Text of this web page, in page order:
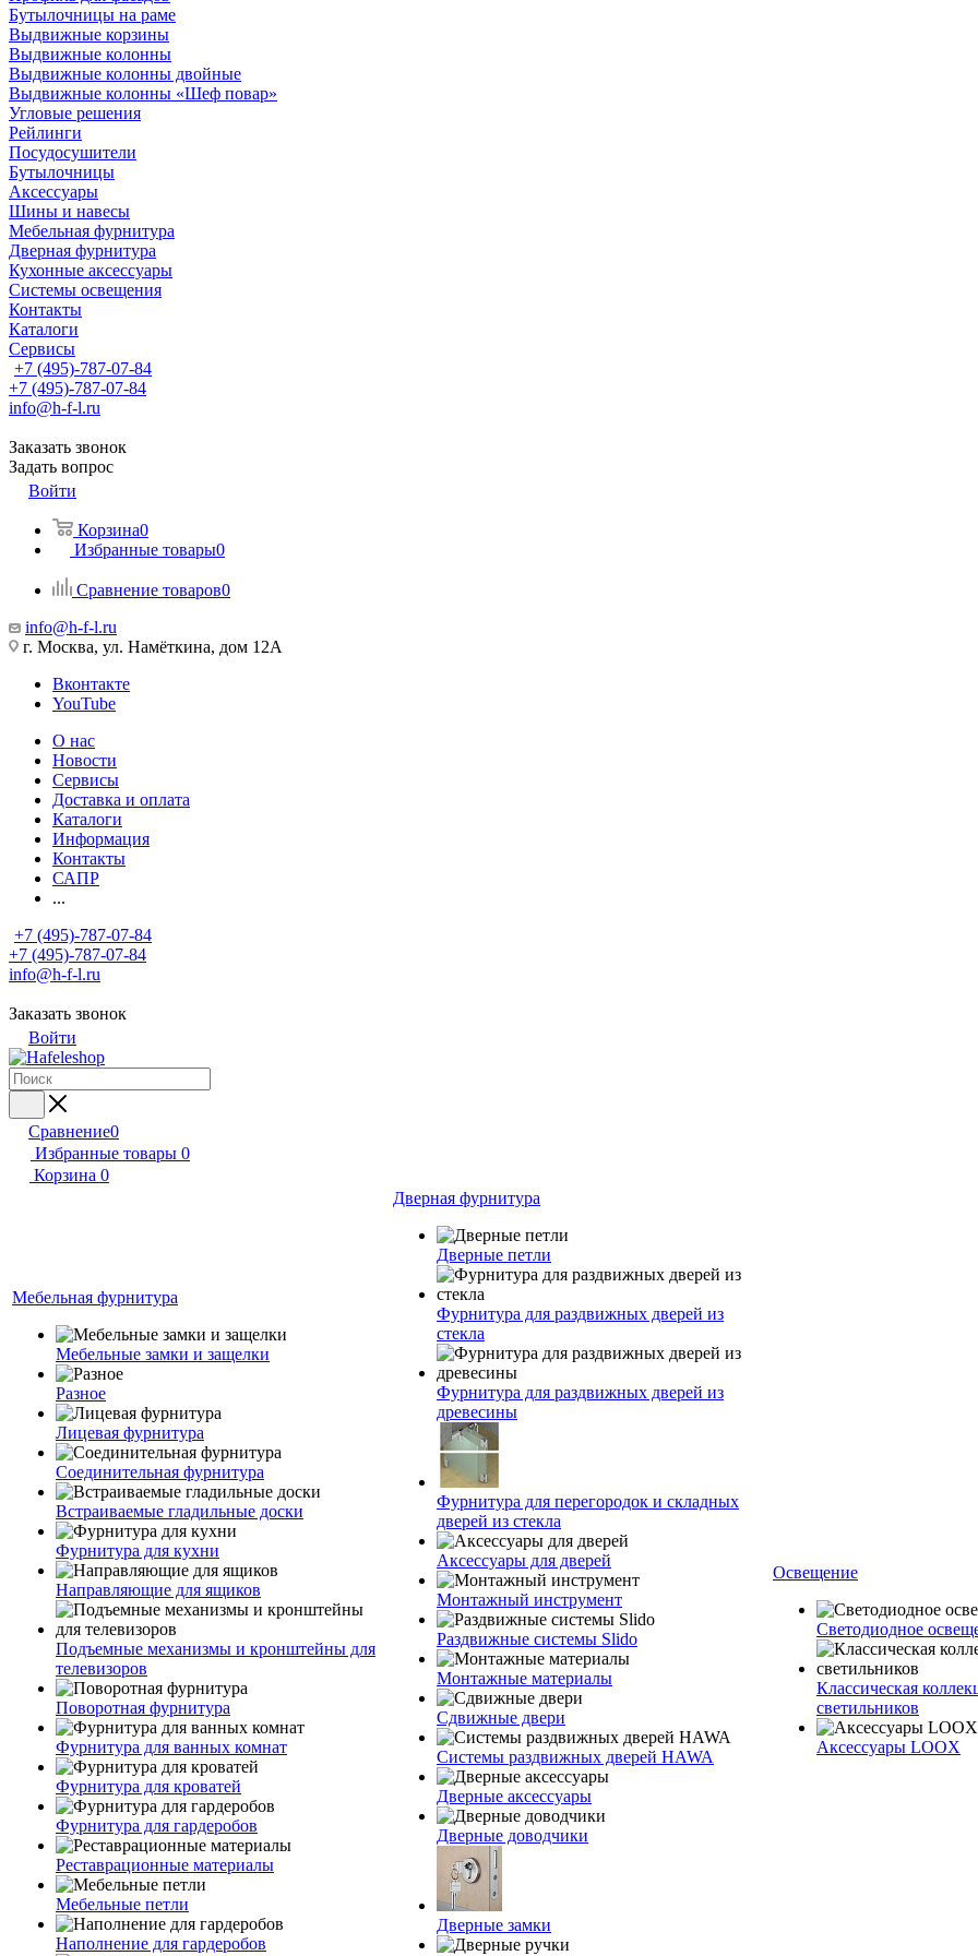
Бутылочницы на раме
Выдвижные корзины
Выдвижные колонны
Выдвижные колонны двойные
Bыдвижные колонны «Шеф повар»
Угловые решения
Рейлинги
Посудосушители
Бутылочницы
Аксессуары
Шины и навесы
Мебельная фурнитура
Дверная фурнитура
Кухонные аксессуары
Системы освещения
Контакты
Каталоги
Сервисы
+7 (495)-787-07-84
+7 (495)-787-07-84
info@h-f-l.ru
Заказать звонок
Задать вопрос
Войти
Корзина0
Избранные товары0
Сравнение товаров0
info@h-f-l.ru
г. Москва, ул. Намёткина, дом 12А
Вконтакте
YouTube
О нас
Новости
Сервисы
Доставка и оплата
Каталоги
Информация
Контакты
САПР
...
+7 (495)-787-07-84
+7 (495)-787-07-84
info@h-f-l.ru
Заказать звонок
Войти
Сравнение0
Избранные товары 0
Корзина 0
Мебельная фурнитура
Мебельные замки и защелки
Разное
Лицевая фурнитура
Соединительная фурнитура
Встраиваемые гладильные доски
Фурнитура для кухни
Направляющие для ящиков
Подъемные механизмы и кронштейны для
телевизоров
Поворотная фурнитура
Фурнитура для ванных комнат
Фурнитура для кроватей
Фурнитура для гардеробов
Реставрационные материалы
Мебельные петли
Наполнение для гардеробов
Дверная фурнитура
Дверные петли
Фурнитура для раздвижных дверей из
стекла
Фурнитура для раздвижных дверей из
древесины
Фурнитура для перегородок и складных
дверей из стекла
Аксессуары для дверей
Монтажный инструмент
Раздвижные системы Slido
Монтажные материалы
Сдвижные двери
Системы раздвижных дверей HAWA
Дверные аксессуары
Дверные доводчики
Дверные замки
Освещение
Светодиодное
Классическая
светильников
Аксессуары LOOX